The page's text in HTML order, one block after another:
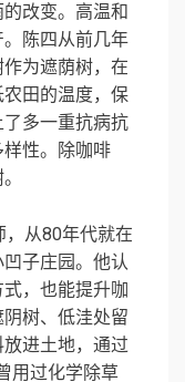
改变。高温和
陈四从前几年
为遮荫树，在
田的温度，保
多一重抗病抗
性。除咖啡
从80年代就在
子庄园。他认
，也能提升咖
树、低洼处留
进土地，通过
用过化学除草